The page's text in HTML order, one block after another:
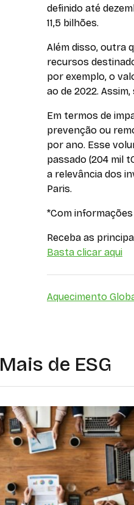
definido até
11,5 bilhões.
Além disso, outra
recursos
por exemplo, o
ao de 2022.
Em termos de
prevenção ou
por ano. Esse
passado (204 mil
a relevância dos
Paris.
*Com
Receba as
Basta clicar aqui
Aquecimento
Mais de ESG